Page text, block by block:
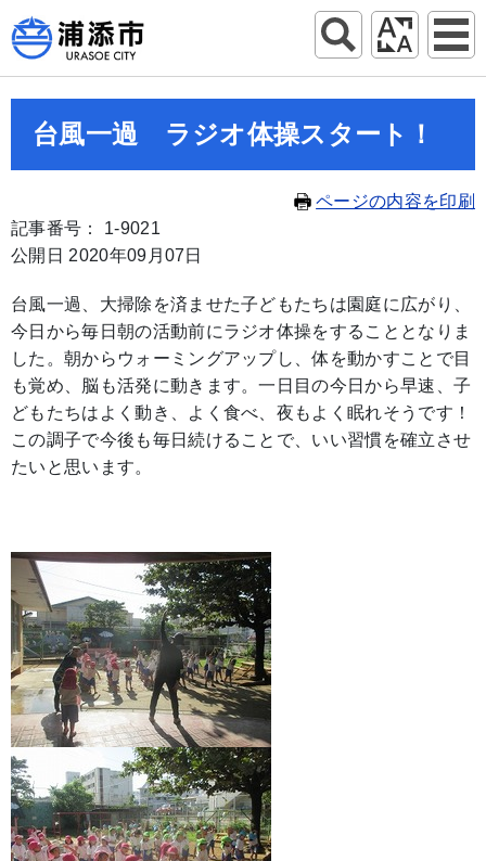
台風一過 ラジオ体操スタート！
ページの内容を印刷
記事番号： 1-9021
公開日 2020年09月07日
台風一過、大掃除を済ませた子どもたちは園庭に広がり、
今日から毎日朝の活動前にラジオ体操をすることとなりま
した。朝からウォーミングアップし、体を動かすことで目
も覚め、脳も活発に動きます。一日目の今日から早速、子
どもたちはよく動き、よく食べ、夜もよく眠れそうです！
この調子で今後も毎日続けることで、いい習慣を確立させ
たいと思います。